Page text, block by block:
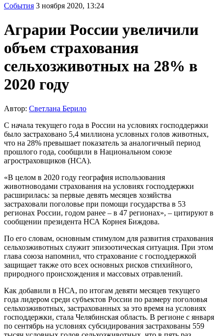
События 3 ноября 2020, 13:24
Аграрии России увеличили
объем страхования
сельхозживотных на 28% в
2020 году
Автор: Светлана Берило
С начала текущего года в России на условиях господдержки
было застраховано 5,4 миллиона условных голов животных,
что на 28% превышает показатель за аналогичный период
прошлого года, сообщили в Национальном союзе
агростраховщиков (НСА).
«В целом в 2020 году география использования
животноводами страхования на условиях господдержки
расширилась: за первые девять месяцев хозяйства
застраховали поголовье при помощи государства в 53
регионах России, годом ранее – в 47 регионах», – цитируют в
сообщении президента НСА Корнея Биждова.
По его словам, основным стимулом для развития страхования
сельхозживотных служит эпизоотическая ситуация. При этом
глава союза напомнил, что страхование с господдержкой
защищает также ото всех основных рисков стихийного,
природного происхождения и массовых отравлений.
Как добавили в НСА, по итогам девяти месяцев текущего
года лидером среди субъектов России по размеру поголовья
сельхозживотных, застрахованных за это время на условиях
господдержки, стала Челябинская область. В регионе с января
по сентябрь на условиях субсидирования застрахованы 559